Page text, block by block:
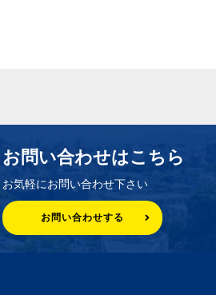
お問い合わせはこちら
お気軽にお問い合わせ下さい
お問い合わせする